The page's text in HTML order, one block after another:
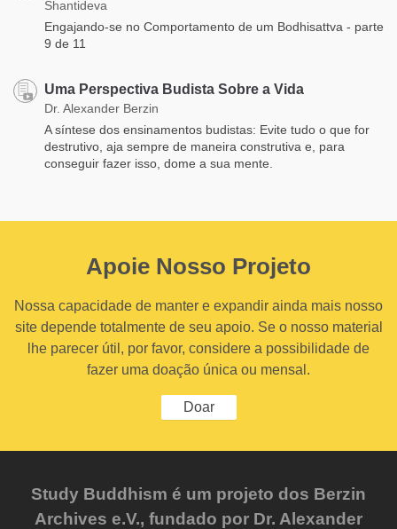
Shantideva
Engajando-se no Comportamento de um Bodhisattva - parte
9 de 11
Uma Perspectiva Budista Sobre a Vida
Dr. Alexander Berzin
A síntese dos ensinamentos budistas: Evite tudo o que for
destrutivo, aja sempre de maneira construtiva e, para
conseguir fazer isso, dome a sua mente.
Apoie Nosso Projeto
Nossa capacidade de manter e expandir ainda mais nosso
site depende totalmente de seu apoio. Se o nosso material
lhe parecer útil, por favor, considere a possibilidade de
fazer uma doação única ou mensal.
Doar
Study Buddhism é um projeto dos Berzin
Archives e.V., fundado por Dr. Alexander